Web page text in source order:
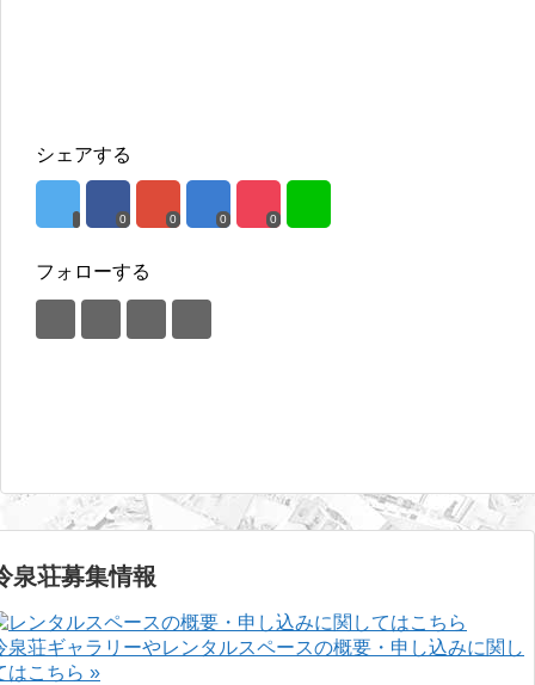
シェアする
0 0 0 0
フォローする
泉荘募集情報
泉荘ギャラリーやレンタルスペースの概要・申し込みに関し
はこちら »